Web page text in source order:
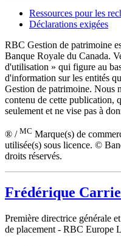
Ressources pour les
Déclarations exigées
RBC Gestion de patrimoine
Banque Royale du Canada.
d'utilisation » qui figure au
d'information sur les entités
Gestion de patrimoine. Nous
contenu de cette publication,
seulement et ne vise pas à
® / MC Marque(s) de
utilisée(s) sous licence. ©
droits réservés.
Frédérique
Première directrice générale
de placement - RBC Europe